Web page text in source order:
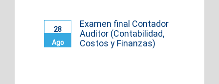
28
Ago
Examen final Contador
Auditor (Contabilidad,
Costos y Finanzas)